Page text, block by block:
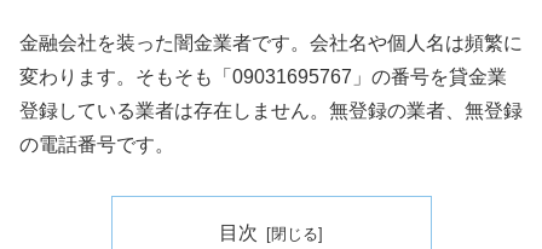
金融会社を装った闇金業者です。会社名や個人名は頻繁に
変わります。そもそも「09031695767」の番号を貸金業
登録している業者は存在しません。無登録の業者、無登録
の電話番号です。
目次